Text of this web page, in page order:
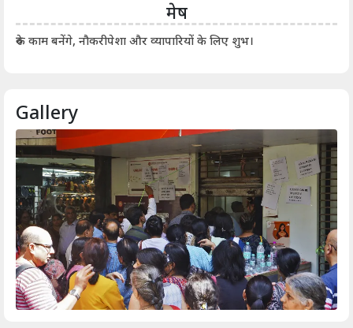
मेष
रुके काम बनेंगे, नौकरीपेशा और व्यापारियों के लिए शुभ।
Gallery